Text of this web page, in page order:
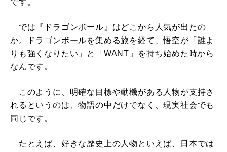
です。
では『ドラゴンボール』はどこから人気が出たの
か。ドラゴンボールを集める旅を経て、悟空が「誰よ
りも強くなりたい」と「WANT」を持ち始めた時から
なんです。
このように、明確な目標や動機がある人物が支持さ
れるというのは、物語の中だけでなく、現実社会でも
同じです。
たとえば、好きな歴史上の人物といえば、日本では